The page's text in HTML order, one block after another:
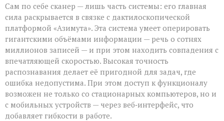
Сам по себе сканер — лишь часть системы: его главная
сила раскрывается в связке с дактилоскопической
платформой «Азимута». Эта система умеет оперировать
гигантскими объёмами информации — речь о сотнях
миллионов записей — и при этом находить совпадения с
впечатляющей скоростью. Высокая точность
распознавания делает её пригодной для задач, где
ошибка недопустима. При этом доступ к функционалу
возможен не только со стационарных компьютеров, но и
с мобильных устройств — через веб‑интерфейс, что
добавляет гибкости в работе.